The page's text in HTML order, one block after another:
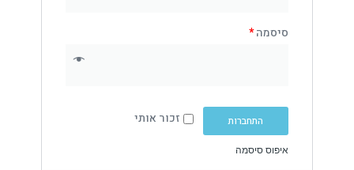
סיסמה*
זכור אותי התחברות
איפוס סיסמה